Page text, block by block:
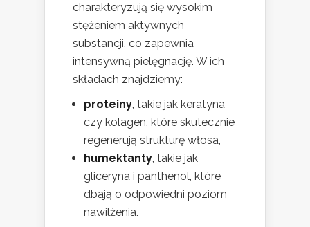
charakteryzują się wysokim
stężeniem aktywnych
substancji, co zapewnia
intensywną pielęgnację. W ich
składach znajdziemy:
proteiny , takie jak keratyna
czy kolagen, które skutecznie
regenerują strukturę włosa,
humektanty , takie jak
gliceryna i panthenol, które
dbają o odpowiedni poziom
nawilżenia.